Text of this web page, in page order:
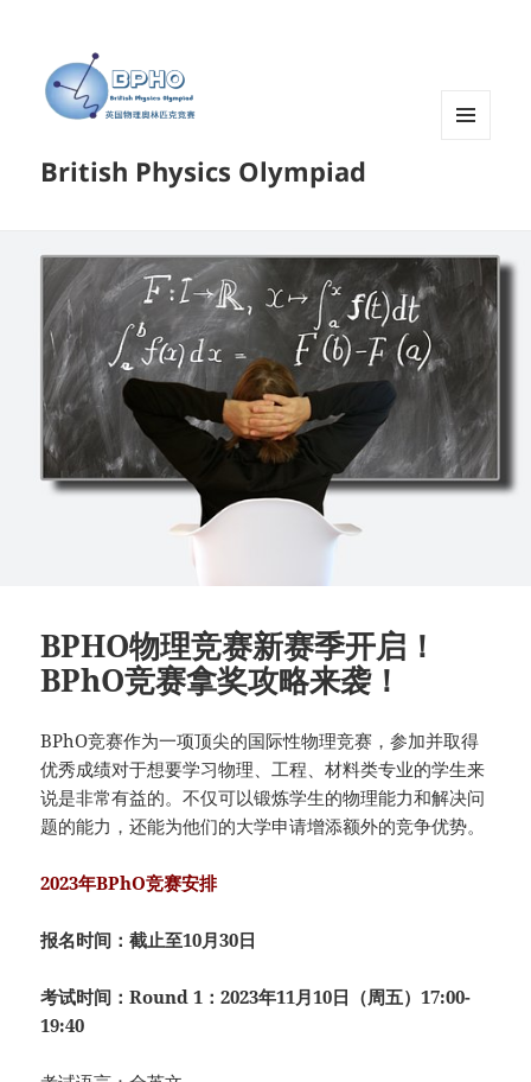
British Physics Olympiad
BPHO物理竞赛新赛季开启！
BPhO竞赛拿奖攻略来袭！
BPhO竞赛作为一项顶尖的国际性物理竞赛，参加并取得
优秀成绩对于想要学习物理、工程、材料类专业的学生来
说是非常有益的。不仅可以锻炼学生的物理能力和解决问
题的能力，还能为他们的大学申请增添额外的竞争优势。
2023年BPhO竞赛安排
报名时间：截止至10月30日
考试时间：Round 1：2023年11月10日（周五）17:00-
19:40